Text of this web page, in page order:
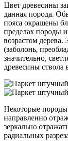
Цвет древесины
данная порода.
пояса окрашены
пределах породы
возрастом
(заболонь,
значительно,
древесины ствола
Некоторые
направленно
зеркально
радиальных